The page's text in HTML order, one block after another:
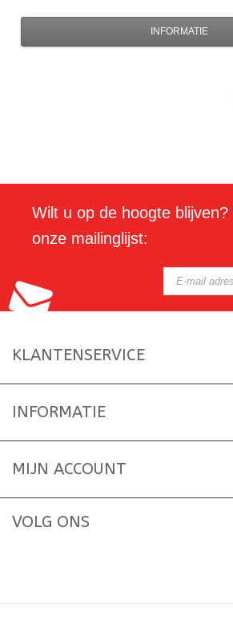
INFORMATIE
Wilt u op de hoogte
onze mailinglijst:
KLANTENSERVICE
INFORMATIE
MIJN ACCOUNT
VOLG ONS